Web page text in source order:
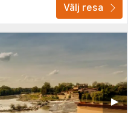
Välj resa
▶︎